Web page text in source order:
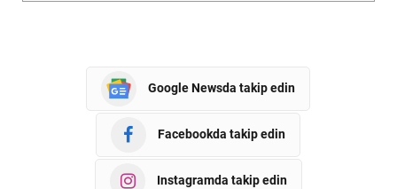
Google Newsda takip edin
Facebookda takip edin
Instagramda takip edin